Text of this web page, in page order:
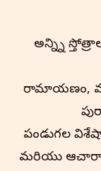
అన్న్ని
రామాయణం,
పండుగల
మరియు